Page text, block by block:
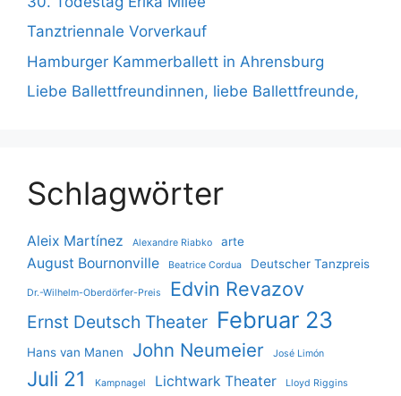
Tanztriennale Vorverkauf
Hamburger Kammerballett in Ahrensburg
Liebe Ballettfreundinnen, liebe Ballettfreunde,
Schlagwörter
Aleix Martínez Alexandre Riabko arte
August Bournonville Beatrice Cordua Deutscher Tanzpreis
Dr.-Wilhelm-Oberdörfer-Preis Edvin Revazov
Ernst Deutsch Theater Februar 23
Hans van Manen John Neumeier José Limón
Juli 21 Kampnagel Lichtwark Theater Lloyd Riggins